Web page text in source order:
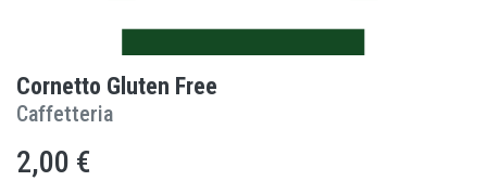
Cornetto Gluten Free
Caffetteria
2,00 €